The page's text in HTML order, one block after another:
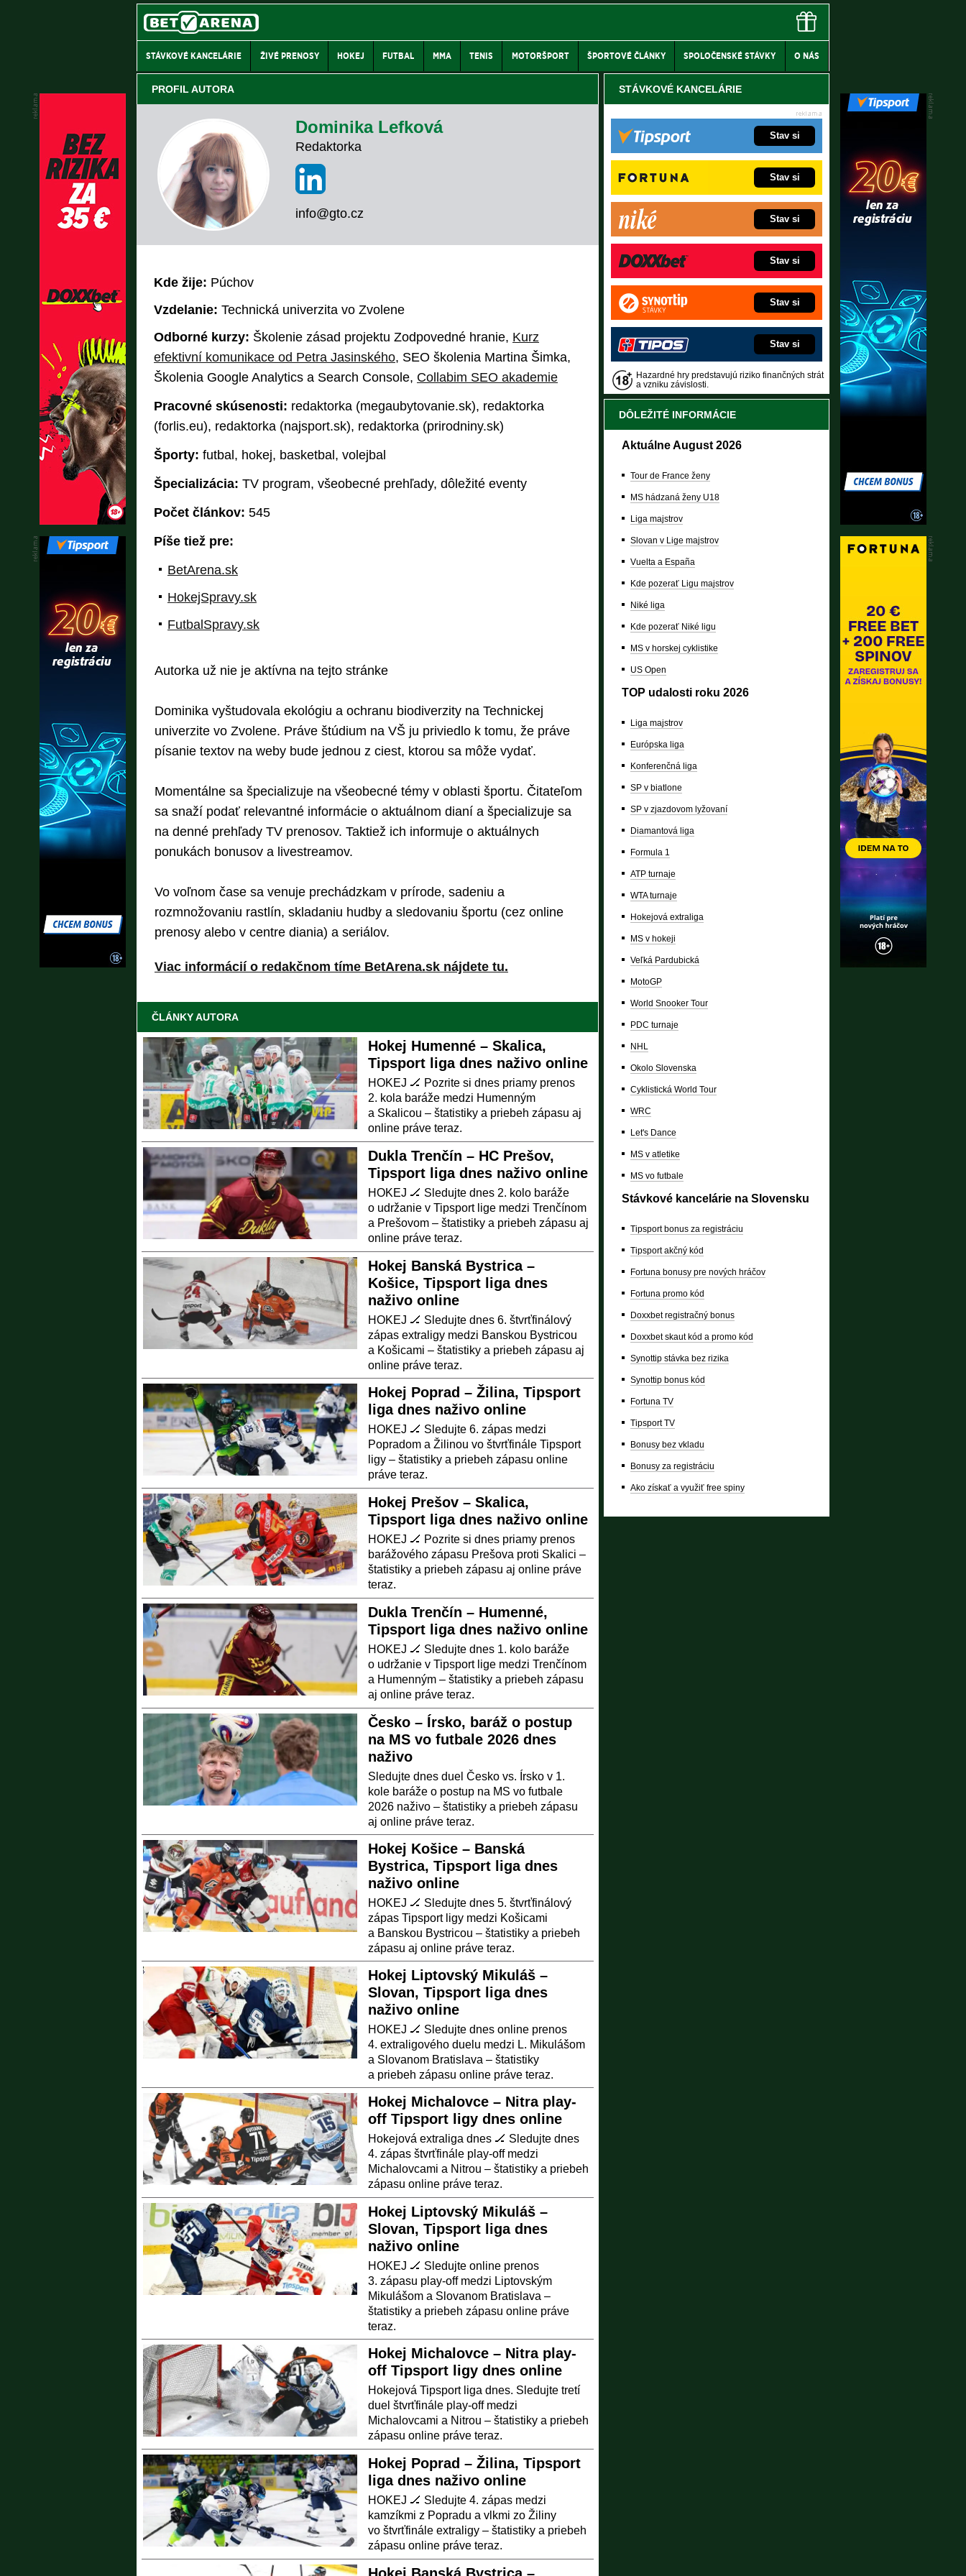
STÁVKOVÉ KANCELÁRIE ŽIVÉ PRENOSY HOKEJ FUTBAL MMA TENIS MOTORŠPORT ŠPORTOVÉ ČLÁNKY SPOLOČENSKÉ STÁVKY O NÁS
PROFIL AUTORA
Dominika Lefková
Redaktorka
info@gto.cz
Kde žije: Púchov
Vzdelanie: Technická univerzita vo Zvolene
Odborné kurzy: Školenie zásad projektu Zodpovedné hranie, Kurz
efektivní komunikace od Petra Jasinského, SEO školenia Martina Šimka,
Školenia Google Analytics a Search Console, Collabim SEO akademie
Pracovné skúsenosti: redaktorka (megaubytovanie.sk), redaktorka
(forlis.eu), redaktorka (najsport.sk), redaktorka (prirodniny.sk)
Športy: futbal, hokej, basketbal, volejbal
Špecializácia: TV program, všeobecné prehľady, dôležité eventy
Počet článkov: 545
Píše tiež pre:
BetArena.sk
HokejSpravy.sk
FutbalSpravy.sk
Autorka už nie je aktívna na tejto stránke
Dominika vyštudovala ekológiu a ochranu biodiverzity na Technickej
univerzite vo Zvolene. Práve štúdium na VŠ ju priviedlo k tomu, že práve
písanie textov na weby bude jednou z ciest, ktorou sa môže vydať.
Momentálne sa špecializuje na všeobecné témy v oblasti športu. Čitateľom
sa snaží podať relevantné informácie o aktuálnom dianí a špecializuje sa
na denné prehľady TV prenosov. Taktiež ich informuje o aktuálnych
ponukách bonusov a livestreamov.
Vo voľnom čase sa venuje prechádzkam v prírode, sadeniu a
rozmnožovaniu rastlín, skladaniu hudby a sledovaniu športu (cez online
prenosy alebo v centre diania) a seriálov.
Viac informácií o redakčnom tíme BetArena.sk nájdete tu.
ČLÁNKY AUTORA
Hokej Humenné – Skalica,
Tipsport liga dnes naživo online
HOKEJ 🏒 Pozrite si dnes priamy prenos
2. kola baráže medzi Humenným
a Skalicou – štatistiky a priebeh zápasu aj
online práve teraz.
Dukla Trenčín – HC Prešov,
Tipsport liga dnes naživo online
HOKEJ 🏒 Sledujte dnes 2. kolo baráže
o udržanie v Tipsport lige medzi Trenčínom
a Prešovom – štatistiky a priebeh zápasu aj
online práve teraz.
Hokej Banská Bystrica –
Košice, Tipsport liga dnes
naživo online
HOKEJ 🏒 Sledujte dnes 6. štvrťfinálový
zápas extraligy medzi Banskou Bystricou
a Košicami – štatistiky a priebeh zápasu aj
online práve teraz.
Hokej Poprad – Žilina, Tipsport
liga dnes naživo online
HOKEJ 🏒 Sledujte 6. zápas medzi
Popradom a Žilinou vo štvrťfinále Tipsport
ligy – štatistiky a priebeh zápasu online
práve teraz.
Hokej Prešov – Skalica,
Tipsport liga dnes naživo online
HOKEJ 🏒 Pozrite si dnes priamy prenos
barážového zápasu Prešova proti Skalici –
štatistiky a priebeh zápasu aj online práve
teraz.
Dukla Trenčín – Humenné,
Tipsport liga dnes naživo online
HOKEJ 🏒 Sledujte dnes 1. kolo baráže
o udržanie v Tipsport lige medzi Trenčínom
a Humenným – štatistiky a priebeh zápasu
aj online práve teraz.
Česko – Írsko, baráž o postup
na MS vo futbale 2026 dnes
naživo
Sledujte dnes duel Česko vs. Írsko v 1.
kole baráže o postup na MS vo futbale
2026 naživo – štatistiky a priebeh zápasu
aj online práve teraz.
Hokej Košice – Banská
Bystrica, Tipsport liga dnes
naživo online
HOKEJ 🏒 Sledujte dnes 5. štvrťfinálový
zápas Tipsport ligy medzi Košicami
a Banskou Bystricou – štatistiky a priebeh
zápasu aj online práve teraz.
Hokej Liptovský Mikuláš –
Slovan, Tipsport liga dnes
naživo online
HOKEJ 🏒 Sledujte dnes online prenos
4. extraligového duelu medzi L. Mikulášom
a Slovanom Bratislava – štatistiky
a priebeh zápasu online práve teraz.
Hokej Michalovce – Nitra play-
off Tipsport ligy dnes online
Hokejová extraliga dnes 🏒 Sledujte dnes
4. zápas štvrťfinále play-off medzi
Michalovcami a Nitrou – štatistiky a priebeh
zápasu online práve teraz.
Hokej Liptovský Mikuláš –
Slovan, Tipsport liga dnes
naživo online
HOKEJ 🏒 Sledujte online prenos
3. zápasu play-off medzi Liptovským
Mikulášom a Slovanom Bratislava –
štatistiky a priebeh zápasu online práve
teraz.
Hokej Michalovce – Nitra play-
off Tipsport ligy dnes online
Hokejová Tipsport liga dnes. Sledujte tretí
duel štvrťfinále play-off medzi
Michalovcami a Nitrou – štatistiky a priebeh
zápasu online práve teraz.
Hokej Poprad – Žilina, Tipsport
liga dnes naživo online
HOKEJ 🏒 Sledujte 4. zápas medzi
kamzíkmi z Popradu a vlkmi zo Žiliny
vo štvrťfinále extraligy – štatistiky a priebeh
zápasu online práve teraz.
Hokej Banská Bystrica –
STÁVKOVÉ KANCELÁRIE
Stav si
Stav si
Stav si
Stav si
Stav si
Stav si
Hazardné hry predstavujú riziko finančných strát
a vzniku závislosti.
DÔLEŽITÉ INFORMÁCIE
Aktuálne August 2026
Tour de France ženy
MS hádzaná ženy U18
Liga majstrov
Slovan v Lige majstrov
Vuelta a España
Kde pozerať Ligu majstrov
Niké liga
Kde pozerať Niké ligu
MS v horskej cyklistike
US Open
TOP udalosti roku 2026
Liga majstrov
Európska liga
Konferenčná liga
SP v biatlone
SP v zjazdovom lyžovaní
Diamantová liga
Formula 1
ATP turnaje
WTA turnaje
Hokejová extraliga
MS v hokeji
Veľká Pardubická
MotoGP
World Snooker Tour
PDC turnaje
NHL
Okolo Slovenska
Cyklistická World Tour
WRC
Let's Dance
MS v atletike
MS vo futbale
Stávkové kancelárie na Slovensku
Tipsport bonus za registráciu
Tipsport akčný kód
Fortuna bonusy pre nových hráčov
Fortuna promo kód
Doxxbet registračný bonus
Doxxbet skaut kód a promo kód
Synottip stávka bez rizika
Synottip bonus kód
Fortuna TV
Tipsport TV
Bonusy bez vkladu
Bonusy za registráciu
Ako získať a využiť free spiny